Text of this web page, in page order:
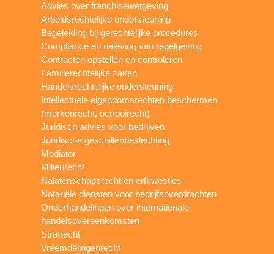
Advies over franchisewetgeving
Arbeidsrechtelijke ondersteuning
Begeleiding bij gerechtelijke procedures
Compliance en naleving van regelgeving
Contracten opstellen en controleren
Familierechtelijke zaken
Handelsrechtelijke ondersteuning
Intellectuele eigendomsrechten beschermen
(merkenrecht, octrooirecht)
Juridisch advies voor bedrijven
Juridische geschillenbeslechting
Mediator
Milieurecht
Nalatenschapsrecht en erfkwesties
Notariële diensten voor bedrijfsoverdrachten
Onderhandelingen over internationale
handelsovereenkomsten
Strafrecht
Vreemdelingenrecht